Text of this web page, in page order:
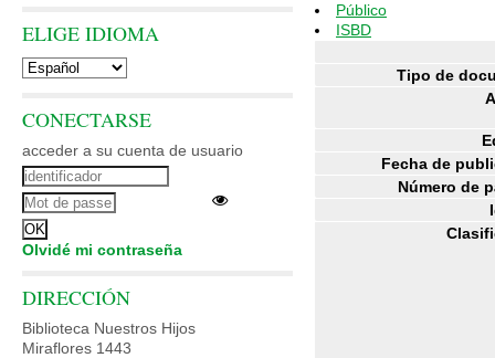
Público
ISBD
Tipo de
Fecha de
Número de
ELIGE IDIOMA
CONECTARSE
acceder a su cuenta de usuario
Olvidé mi contraseña
DIRECCIÓN
Biblioteca Nuestros Hijos
Miraflores 1443